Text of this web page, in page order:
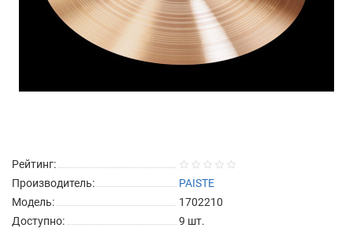
Рейтинг:
Производитель:
PAISTE
Модель:
1702210
Доступно:
9 шт.